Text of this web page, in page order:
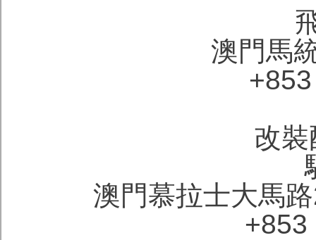
澳門馬
改
澳門慕拉士大馬
+853